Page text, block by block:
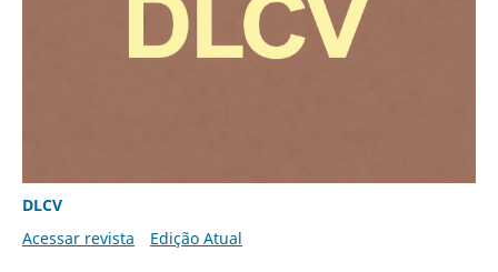
DLCV
Acessar revista
Edição Atual